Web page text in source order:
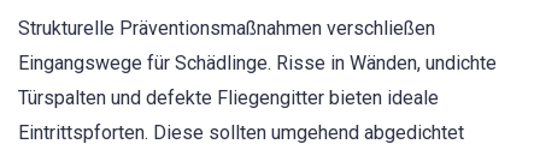
Strukturelle Präventionsmaßnahmen verschließen
Eingangswege für Schädlinge. Risse in Wänden, undichte
Türspalten und defekte Fliegengitter bieten ideale
Eintrittspforten. Diese sollten umgehend abgedichtet